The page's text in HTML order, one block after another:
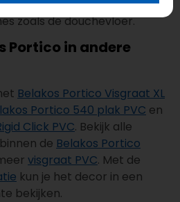
de vloer is niet bedoeld voor
zoals de douchevloer.
Portico in andere
Belakos Portico Visgraat XL
Portico 540 plak PVC en
Click PVC. Bekijk alle
de Belakos Portico
visgraat PVC. Met de
kun je het decor in een
bekijken.